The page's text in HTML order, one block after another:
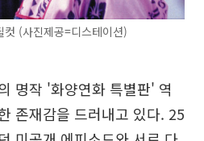
(사진제공=디스테이션)
명작 '화양연화 특별판' 역
존재감을 드러내고 있다. 25